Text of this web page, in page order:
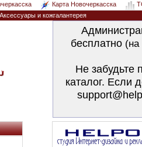
Карта Новочеркасска
Аксессуары и кожгалантерея
бесплатно
Не забудьте
каталог. Если